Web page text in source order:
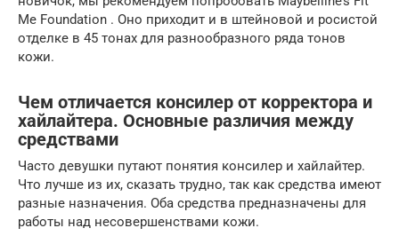
Me Foundation . Оно приходит и в штейновой и росистой
отделке в 45 тонах для разнообразного ряда тонов
кожи.
Чем отличается консилер от корректора и
хайлайтера. Основные различия между
средствами
Часто девушки путают понятия консилер и хайлайтер.
Что лучше из их, сказать трудно, так как средства имеют
разные назначения. Оба средства предназначены для
работы над несовершенствами кожи.